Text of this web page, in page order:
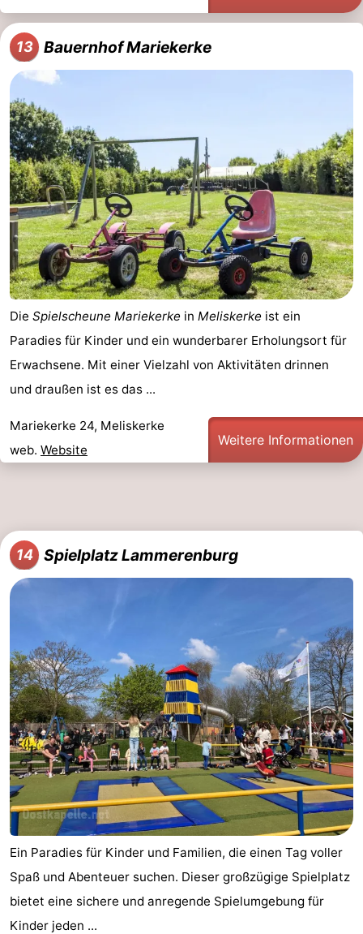
13 Bauernhof Mariekerke
Die Spielscheune Mariekerke in Meliskerke ist ein
Paradies für Kinder und ein wunderbarer Erholungsort für
Erwachsene. Mit einer Vielzahl von Aktivitäten drinnen
und draußen ist es das ...
Mariekerke 24, Meliskerke
web. Website
Weitere Informationen
14 Spielplatz Lammerenburg
Ein Paradies für Kinder und Familien, die einen Tag voller
Spaß und Abenteuer suchen. Dieser großzügige Spielplatz
bietet eine sichere und anregende Spielumgebung für
Kinder jeden ...